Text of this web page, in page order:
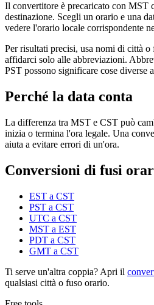
Il convertitore è precaricato con MST
destinazione. Scegli un orario e una
vedere l'orario locale corrispondente
Per risultati precisi, usa nomi di città
affidarci solo alle abbreviazioni.
PST possono significare cose diverse
Perché la data conta
La differenza tra MST e CST può
inizia o termina l'ora legale. Una
aiuta a evitare errori di un'ora.
Conversioni di fusi
EST a CST
PST a CST
UTC a CST
MST a EST
PDT a CST
GMT a CST
Ti serve un'altra coppia? Apri il
qualsiasi città o fuso orario.